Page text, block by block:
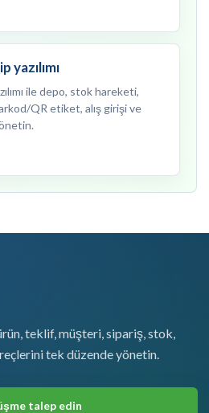
ile depo, stok hareketi,
QR etiket, alış girişi ve
teklif, müşteri, sipariş, stok,
tek düzende yönetin.
talep edin